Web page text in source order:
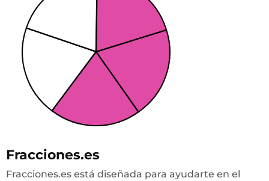
Fracciones.es
Fracciones.es está diseñada para ayudarte en el